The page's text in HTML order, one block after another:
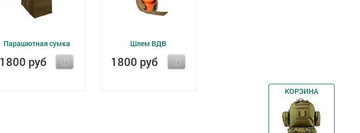
Парашютная сумка
1800 руб
Шлем ВДВ
1800 руб
КОРЗИНА